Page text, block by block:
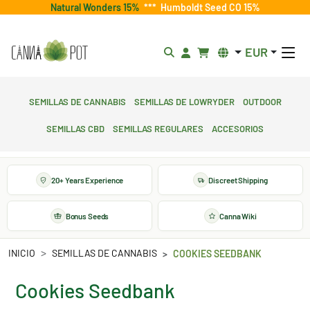
Natural Wonders 15% *** Humboldt Seed CO 15%
EUR
Semillas de cannabis Semillas de lowryder Outdoor
Semillas CBD Semillas regulares Accesorios
20+ Years Experience Discreet Shipping
Bonus Seeds Canna Wiki
INICIO SEMILLAS DE CANNABIS COOKIES SEEDBANK
Cookies Seedbank